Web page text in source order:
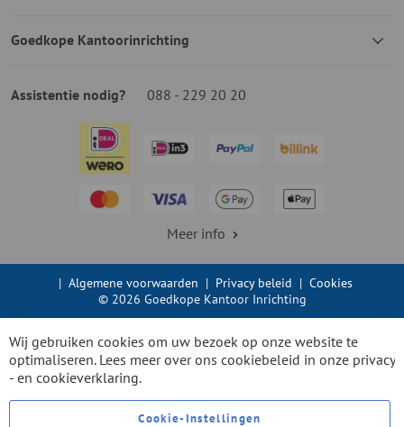
Goedkope Kantoorinrichting
Assistentie nodig? 088 - 229 20 20
Meer info
| Algemene voorwaarden | Privacy beleid | Cookies
© 2026 Goedkope Kantoor Inrichting
Wij gebruiken cookies om uw bezoek op onze website te
optimaliseren. Lees meer over ons cookiebeleid in onze privacy
- en cookieverklaring.
Cookie-Instellingen